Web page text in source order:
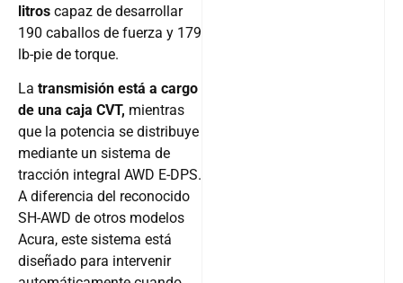
litros capaz de desarrollar
190 caballos de fuerza y 179
lb-pie de torque.
La transmisión está a cargo
de una caja CVT, mientras
que la potencia se distribuye
mediante un sistema de
tracción integral AWD E-DPS.
A diferencia del reconocido
SH-AWD de otros modelos
Acura, este sistema está
diseñado para intervenir